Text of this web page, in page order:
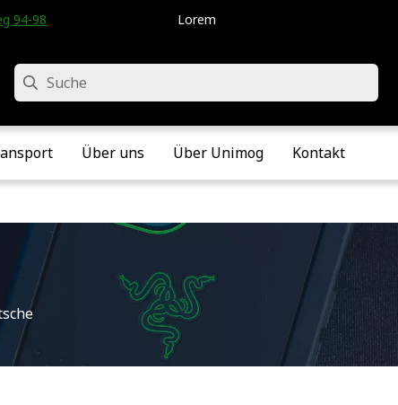
94-98 • Velddriel • Die Niederlande
Lorem
Suche
Über uns Über Unimog Kontakt